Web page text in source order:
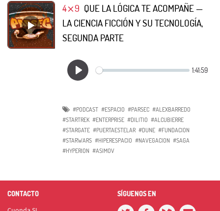
4⨯9 QUE LA LÓGICA TE ACOMPAÑE —
LA CIENCIA FICCIÓN Y SU TECNOLOGÍA,
SEGUNDA PARTE
#PODCAST #ESPACIO #PARSEC #ALEXBARREDO
#STARTREK #ENTERPRISE #DILITIO #ALCUBIERRE
#STARGATE #PUERTAESTELAR #DUNE #FUNDACION
#STARWARS #HIPERESPACIO #NAVEGACION #SAGA
#HYPERION #ASIMOV
CONTACTO SÍGUENOS EN